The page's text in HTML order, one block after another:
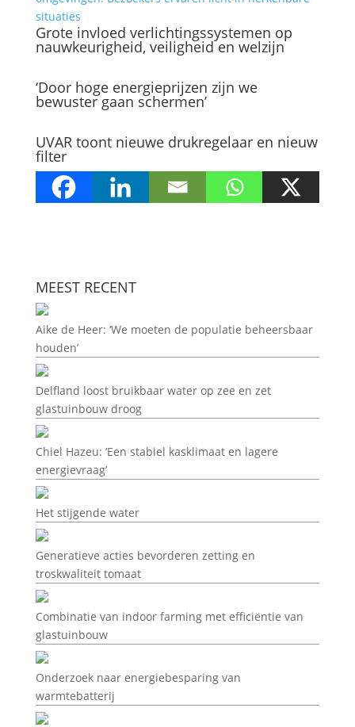
Grote invloed verlichtingssystemen op
nauwkeurigheid, veiligheid en welzijn
‘Door hoge energieprijzen zijn we
bewuster gaan schermen’
UVAR toont nieuwe drukregelaar en nieuw
filter
MEEST RECENT
Aike de Heer: ‘We moeten de populatie beheersbaar
houden’
Delfland loost bruikbaar water op zee en zet
glastuinbouw droog
Chiel Hazeu: ‘Een stabiel kasklimaat en lagere
energievraag’
Het stijgende water
Generatieve acties bevorderen zetting en
troskwaliteit tomaat
Combinatie van indoor farming met efficiëntie van
glastuinbouw
Onderzoek naar energiebesparing van
warmtebatterij